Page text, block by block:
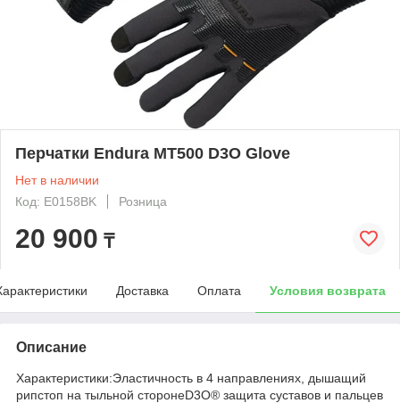
Перчатки Endura MT500 D3O Glove
Нет в наличии
Код: E0158BK
Розница
20 900 ₸
Доставка Оплата Условия возврата
Описание
Характеристики:Эластичность в 4 направлениях, дышащий
рипстоп на тыльной сторонеD3O® защита суставов и пальцев